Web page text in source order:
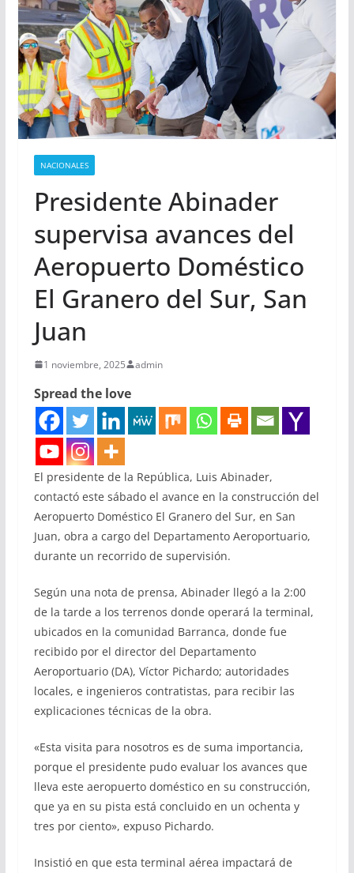
NACIONALES
Presidente Abinader
supervisa avances del
Aeropuerto Doméstico
El Granero del Sur, San
Juan
1 noviembre, 2025 admin
Spread the love
El presidente de la República, Luis Abinader,
contactó este sábado el avance en la construcción del
Aeropuerto Doméstico El Granero del Sur, en San
Juan, obra a cargo del Departamento Aeroportuario,
durante un recorrido de supervisión.
Según una nota de prensa, Abinader llegó a la 2:00
de la tarde a los terrenos donde operará la terminal,
ubicados en la comunidad Barranca, donde fue
recibido por el director del Departamento
Aeroportuario (DA), Víctor Pichardo; autoridades
locales, e ingenieros contratistas, para recibir las
explicaciones técnicas de la obra.
«Esta visita para nosotros es de suma importancia,
porque el presidente pudo evaluar los avances que
lleva este aeropuerto doméstico en su construcción,
que ya en su pista está concluido en un ochenta y
tres por ciento», expuso Pichardo.
Insistió en que esta terminal aérea impactará de